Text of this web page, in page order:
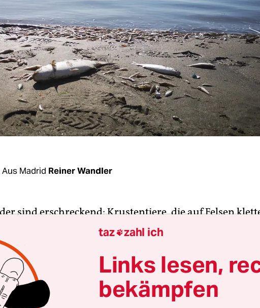
Aus Madrid Reiner Wandler
sind erschreckend: Krustentiere, die auf Felsen
die aus dem Wasser springen. Das Meeresgetier im
der größten Salzwasserlagune Europas, kämpft
gegen den Sauerstoffmangel im Wasser an.
und Krebse wurden seit Mitte Oktober an der Küste der
unweit der südwestspanischen Stadt Murcia
Politiker und Umweltschützer streiten sich
taz zahl ich
Links lesen,
bekämpfen